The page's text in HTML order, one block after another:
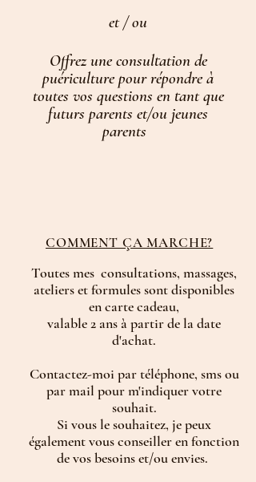
et / ou
Offrez une consultation de
puériculture pourrépondre à
toutes vos questions en tant que
futurs parents et/ou jeunes
parents
COMMENT ÇA MARCHE?
Toutes mes consultations, massages,
ateliers et formules sont disponibles
en carte cadeau,
valable 2 ans à partir de la date
d'achat.
Contactez-moi par téléphone, sms ou
par mail pour m'indiquer votre
souhait.
Si vous le souhaitez, je peux
également vous conseiller en fonction
de vos besoins et/ou envies.